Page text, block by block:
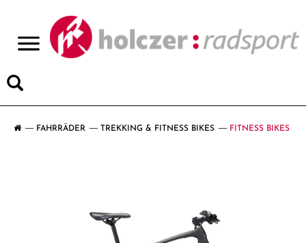
FAHRRÄDER TREKKING & FITNESS BIKES FITNESS BIKES